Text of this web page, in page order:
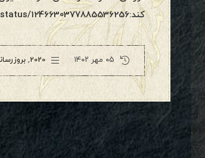
کند:https://twitter.com/jack/status/1246630377885536256ما در واقع میدان کوانتومی سیاره […]
۰۵ مهر ۱۴۰۲ 2020
,